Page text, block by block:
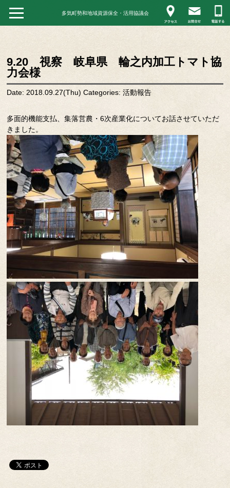
多気町勢和地域資源保全・活用協議会
9.20 視察 岐阜県 輪之内加工トマト協
力会様
Date: 2018.09.27(Thu) Categories:活動報告
多面的機能支払、集落営農・6次産業化についてお話させていただ
きました。